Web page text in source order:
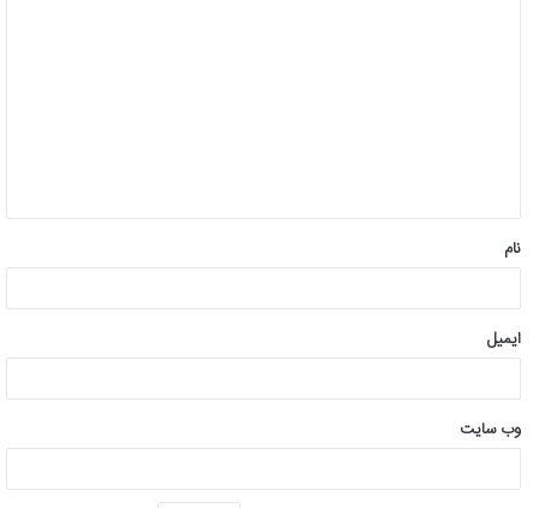
*
نام
ایمیل
وب‌ سایت